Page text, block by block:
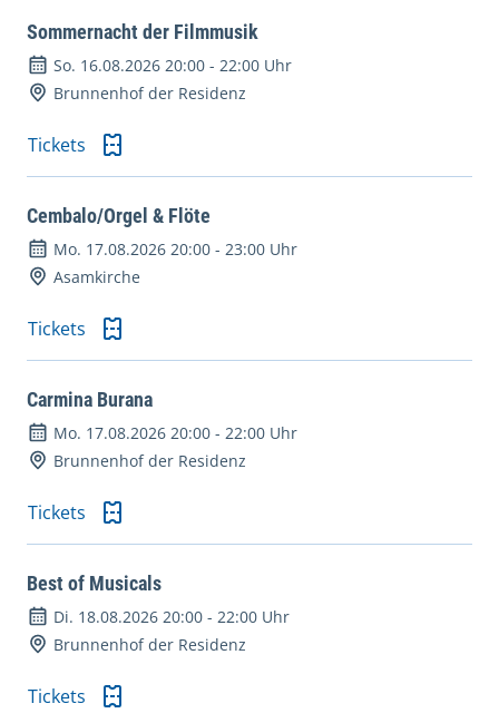
Sommernacht der Filmmusik
So. 16.08.2026 20:00 - 22:00 Uhr
Brunnenhof der Residenz
Tickets
Cembalo/Orgel & Flöte
Mo. 17.08.2026 20:00 - 23:00 Uhr
Asamkirche
Tickets
Carmina Burana
Mo. 17.08.2026 20:00 - 22:00 Uhr
Brunnenhof der Residenz
Tickets
Best of Musicals
Di. 18.08.2026 20:00 - 22:00 Uhr
Brunnenhof der Residenz
Tickets